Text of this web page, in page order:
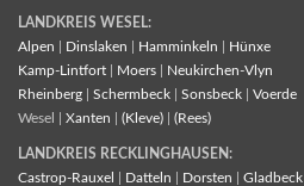
LANDKREIS WESEL:
Alpen
Dinslaken Hamminkeln
Hünxe
Kamp-Lintfort
Moers
Neukirchen-Vlyn
Rheinberg
Schermbeck Sonsbeck
Voerde
Wesel | Xanten (Kleve) (Rees)
LANDKREIS RECKLINGHAUSEN:
Castrop-Rauxel
Datteln Dorsten
Gladbeck